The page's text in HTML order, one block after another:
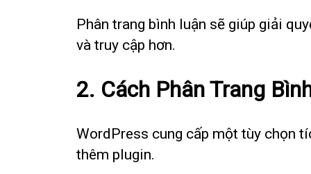
Phân trang bình luận sẽ giúp giải
và truy cập hơn.
2. Cách Phân Trang
WordPress cung cấp một tùy chọn
thêm plugin.